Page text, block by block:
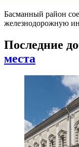
Басманный район
железнодорожную
Последние
места